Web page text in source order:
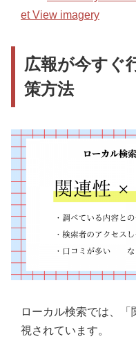
et View imagery
広報が今すぐ
策方法
ローカル検索では、
視されています。